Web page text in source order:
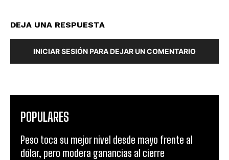
DEJA UNA RESPUESTA
INICIAR SESIÓN PARA DEJAR UN COMENTARIO
POPULARES
Peso toca su mejor nivel desde mayo frente al
dólar, pero modera ganancias al cierre